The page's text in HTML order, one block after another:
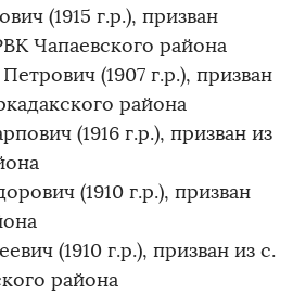
(1915 г.р.), призван
Чапаевского района
(1907 г.р.), призван
района
(1916 г.р.), призван из
(1910 г.р.), призван
(1910 г.р.), призван из с.
района